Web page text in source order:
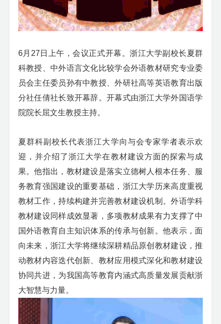
6月 27 日上午，会议正式开幕。浙江大学副校长夏群
科教授、中外语言文化比较学会外语教材研究专业委
员会主任委员孙有中教授、外研社高等英语教育出版
分社任倩社长致开幕辞。开幕式由浙江大学外国语学
院院长屈文生教授主持。
夏群科副校长代表浙江大学向与会专家学者表示欢
迎，并介绍了浙江大学在教材建设方面的探索与成
果。他指出，教材建设是落实立德树人根本任务、服
务教育强国建设的重要基础，浙江大学历来高度重视
教材工作，持续构建并完善教材建设机制。外语学科
教材建设同样成效显著，多项教材成果有力支撑了中
国外语教育自主知识体系的传承与创新。他表示，面
向未来，浙江大学将继续深耕精品原创教材建设，推
动教材内容迭代创新、教材应用模式深化和教材建设
协同共进，为我国高等教育内涵式高质量发展贡献浙
大智慧与力量。